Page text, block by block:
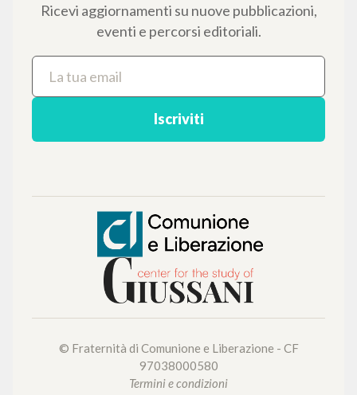
Ricevi aggiornamenti su nuove pubblicazioni,
eventi e percorsi editoriali.
Iscriviti
© Fraternità di Comunione e Liberazione - CF
97038000580
Termini e condizioni